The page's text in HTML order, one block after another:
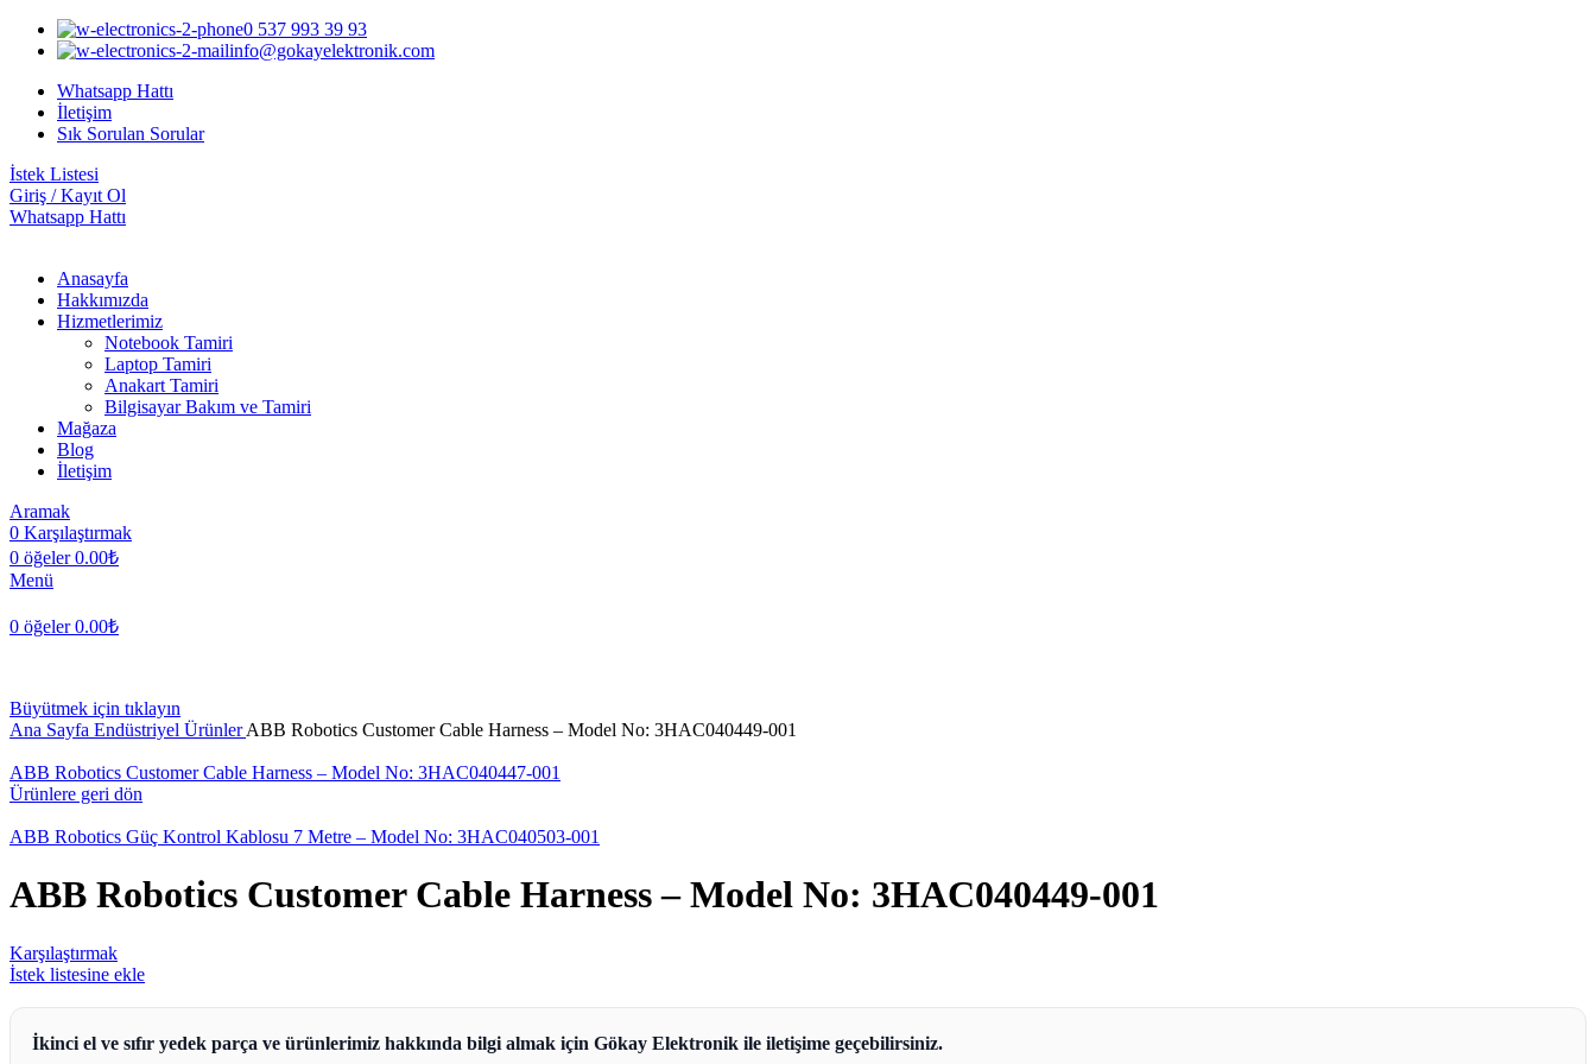
0 537 993 39 93
info@gokayelektronik.com
Whatsapp Hattı
İletişim
Sık Sorulan Sorular
İstek Listesi
Giriş / Kayıt Ol
Whatsapp Hattı
Anasayfa
Hakkımızda
Hizmetlerimiz
Notebook Tamiri
Laptop Tamiri
Anakart Tamiri
Bilgisayar Bakım ve Tamiri
Mağaza
Blog
İletişim
Aramak
0 Karşılaştırmak
0 öğeler 0.00₺
Menü
0 öğeler 0.00₺
Büyütmek için tıklayın
Ana Sayfa Endüstriyel ÜrünlerABB Robotics Customer Cable Harness – Model No: 3HAC040449-001
ABB Robotics Customer Cable Harness – Model No: 3HAC040447-001
Ürünlere geri dön
ABB Robotics Güç Kontrol Kablosu 7 Metre – Model No: 3HAC040503-001
ABB Robotics Customer Cable Harness – Model No: 3HAC040449-001
Karşılaştırmak
İstek listesine ekle
İkinci el ve sıfır yedek parça ve ürünlerimiz hakkında bilgi almak için Gökay Elektronik ile iletişime geçebilirsiniz.